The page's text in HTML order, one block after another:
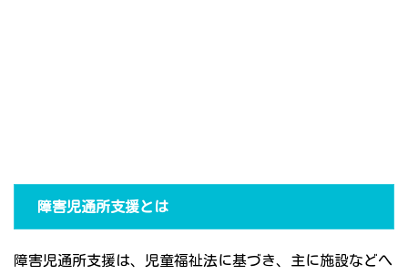
障害児通所支援とは
障害児通所支援は、児童福祉法に基づき、主に施設などへ